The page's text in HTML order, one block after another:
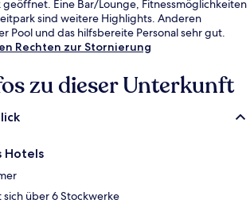
geöffnet. Eine Bar/Lounge, Fitnessmöglichkeiten
sind weitere Highlights. Anderen
Pool und das hilfsbereite Personal sehr gut.
Rechten zur Stornierung
zu dieser Unterkunft
Hotels
sich über 6 Stockwerke